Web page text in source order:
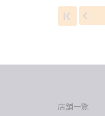
店舗一覧